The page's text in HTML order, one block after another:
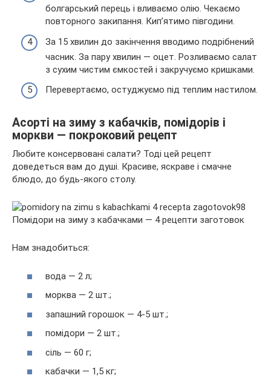
болгарський перець і вливаємо олію. Чекаємо
повторного закипання. Кип’ятимо півгодини.
За 15 хвилин до закінчення вводимо подрібнений
часник. За пару хвилин — оцет. Розливаємо салат
з сухим чистим ємкостей і закручуємо кришками.
Перевертаємо, остуджуємо під теплим настилом.
Асорті на зиму з кабачків, помідорів і
моркви — покроковий рецепт
Любите консервовані салати? Тоді цей рецепт
доведеться вам до душі. Красиве, яскраве і смачне
блюдо, до будь-якого столу.
Нам знадобиться:
вода — 2 л;
морква — 2 шт.;
запашний горошок — 4-5 шт.;
помідори — 2 шт.;
сіль — 60 г;
кабачки — 1,5 кг;